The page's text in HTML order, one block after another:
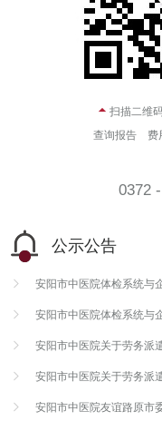
扫描二维
查询报告
费
0372 -
公示公告
安阳市中医院体检系统与企业职
安阳市中医院体检系统与企业职工体检
安阳市中医院关于劳务派遣
安阳市中医院关于劳务派
安阳市中医院友谊路原市委家属